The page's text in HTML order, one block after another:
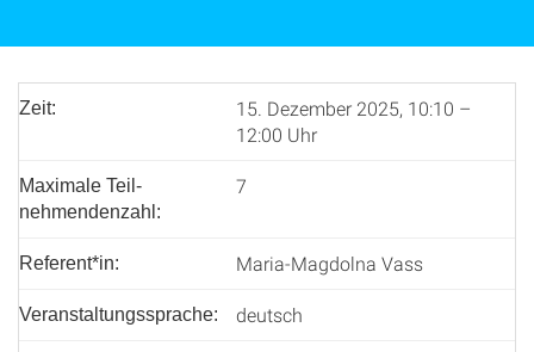
Zeit:
15. Dezember 2025, 10:10 –
12:00 Uhr
Maximale Teil­
nehmenden­zahl:
7
Referent*in: Maria-Magdolna Vass
Veranstaltungssprache: deutsch